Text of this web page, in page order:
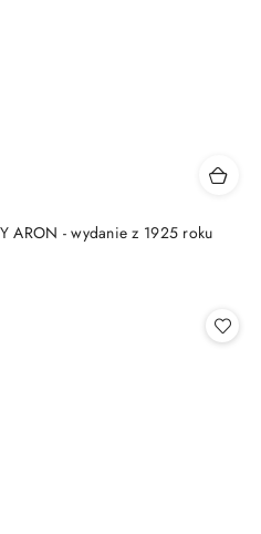
ARON - wydanie z 1925 roku